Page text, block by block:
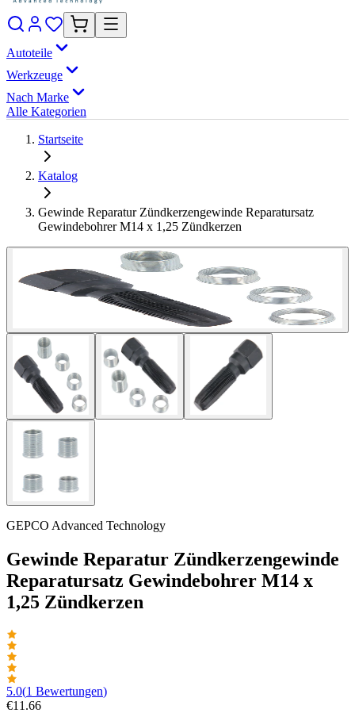
Autoteile
Werkzeuge
Nach Marke
Alle Kategorien
Startseite
Katalog
Gewinde Reparatur Zündkerzengewinde Reparatursatz
Gewindebohrer M14 x 1,25 Zündkerzen
GEPCO Advanced Technology
Gewinde Reparatur Zündkerzengewinde
Reparatursatz Gewindebohrer M14 x
1,25 Zündkerzen
5.0(1 Bewertungen)
€11.66